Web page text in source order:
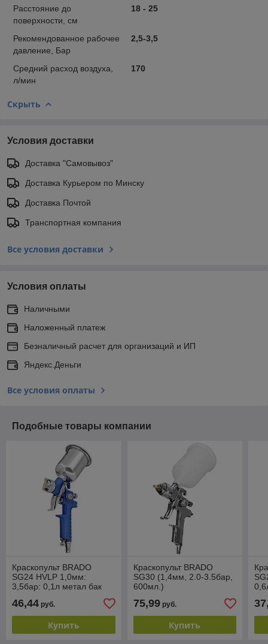
Расстояние до
поверхности, см
18 - 25
Рекомендованное рабочее
давление, Бар
2,5-3,5
Средний расход воздуха,
л/мин
170
Скрыть
Условия доставки
Доставка "Самовывоз"
Доставка Курьером по Минску
Доставка Почтой
Транспортная компания
Все условия доставки
Условия оплаты
Наличными
Наложенный платеж
Безналичный расчет для организаций и ИП
Яндекс.Деньги
Все условия оплаты
Подобные товары компании
Краскопульт BRADO
SG24 HVLP 1,0мм:
3,5бар: 0,1л метал бак
46,44 руб.
Купить
Краскопульт BRADO
SG30 (1,4мм, 2.0-3.5бар,
600мл.)
75,99руб.
Купить